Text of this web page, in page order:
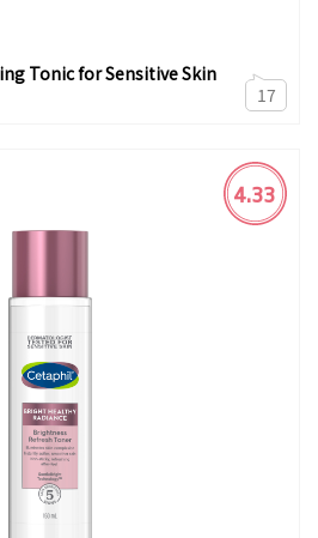
Tonic for Sensitive Skin
17
4.33